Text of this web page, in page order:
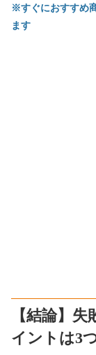
※すぐにおすすめ
ます
【結論】
イントは3